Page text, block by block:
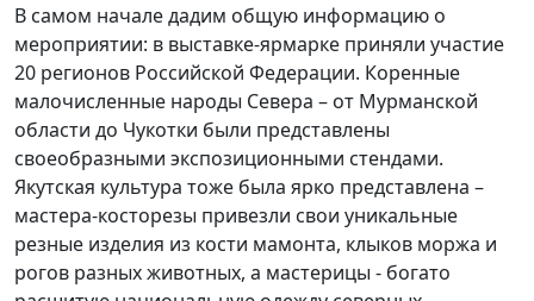
В самом начале дадим общую информацию о
мероприятии: в выставке-ярмарке приняли участие
20 регионов Российской Федерации. Коренные
малочисленные народы Севера – от Мурманской
области до Чукотки были представлены
своеобразными экспозиционными стендами.
Якутская культура тоже была ярко представлена –
мастера-косторезы привезли свои уникальные
резные изделия из кости мамонта, клыков моржа и
рогов разных животных, а мастерицы - богато